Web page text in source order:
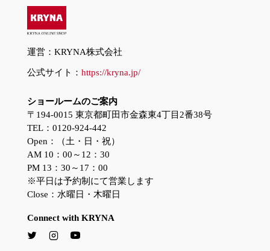
運営：KRYNA株式会社
公式サイト： https://kryna.jp/
ショールームのご案内
〒194-0015 東京都町田市金森東4丁目2番38号
TEL：0120-924-442
Open：（土・日・祝）
AM 10：00～12：30
PM 13：30～17：00
※平日は予約制にて営業します
Close：水曜日・木曜日
Connect with KRYNA